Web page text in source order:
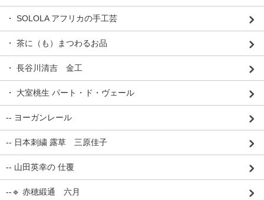
・ SOLOLA アフリカの手工芸
・ 茶に（も）まつわるお品
・ 長谷川清吉 金工
・ 大室桃生 パート・ド・ヴェール
-- ヨーガンレール
-- 日本刺繍 露草 三原佳子
-- 山田英幸の 仕覆
--🔹 赤穂緞通 六月